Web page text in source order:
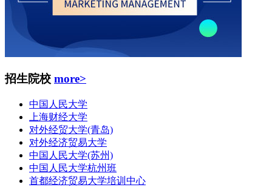
招生院校 more>
中国人民大学
上海财经大学
对外经贸大学(青岛)
对外经济贸易大学
中国人民大学(苏州)
中国人民大学杭州班
首都经济贸易大学培训中心